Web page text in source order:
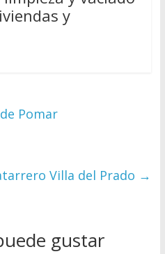
y
Pomar
Villa del Prado →
gustar